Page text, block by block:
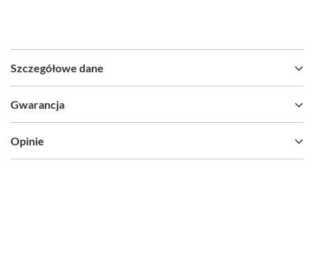
Szczegółowe dane
Gwarancja
Opinie